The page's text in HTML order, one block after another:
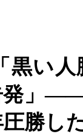
黒い
発」
勝し